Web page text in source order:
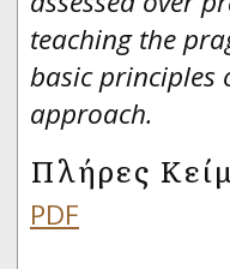
teaching the
basic
approach.
Πλήρες
PDF